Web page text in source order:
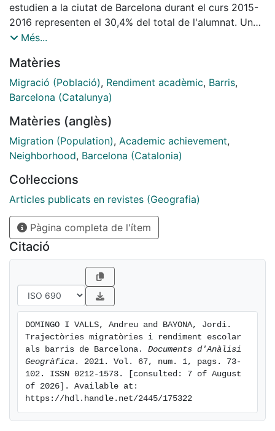
estudien a la ciutat de Barcelona durant el curs 2015-
2016 representen el 30,4% del total de l'alumnat. Un
15,1% d'aquests resideixen als barris més vulnerables
alumnes. En aquest treball s'analitza l'assoliment del
grau d'ESO dels alumnes d'instituts públics i la seva
relació amb el procés migratori, amb una especial
resultats indiquen l'existència de fortes diferències en
la composició de l'alumnat segons la titularitat del
centre, així com proporcions més altes d'alumnes que
Als barris més vulnerables, els autòctons i els
immigrants s'aproximen a causa dels mals resultats
dels alumnes autòctons, mentre que s'observa una
relació negativa entre concentració i resultats per als
autòctons motivada per la selecció negativa associada
al white flight.
Més...
Matèries
Migració (Població), Rendiment acadèmic, Barris,
Barcelona (Catalunya)
Matèries (anglès)
Migration (Population), Academic achievement,
Neighborhood, Barcelona (Catalonia)
Col·leccions
Articles publicats en revistes (Geografia)
Pàgina completa de l'ítem
Citació
DOMINGO I VALLS, Andreu and BAYONA, Jordi.
Trajectòries migratòries i rendiment escolar
als barris de Barcelona. Documents d'Anàlisi
Geogràfica . 2021. Vol. 67, num. 1, pags. 73-
102. ISSN 0212-1573. [consulted: 7 of August
of 2026]. Available at:
https://hdl.handle.net/2445/175322